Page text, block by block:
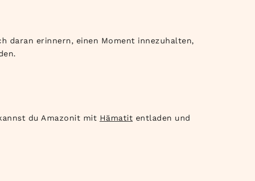
daran erinnern, einen Moment innezuhalten,
du Amazonit mit Hämatit entladen und